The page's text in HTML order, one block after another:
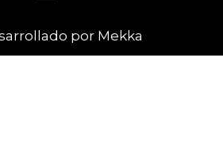
por Mekka